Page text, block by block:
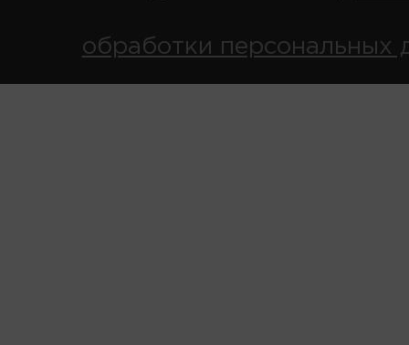
обработки персональных